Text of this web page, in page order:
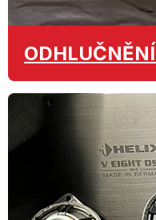
ODHLUČNĚNÍ